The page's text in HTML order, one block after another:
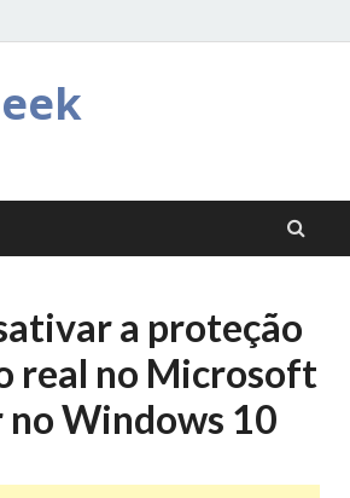
a proteção
real no Microsoft
Windows 10